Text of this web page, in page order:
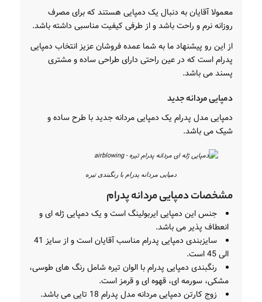
معمولا آقایان به دنبال یک دمپایی هستند که برای مصرف
روزانه نرم و راحت باشد و از طرفی کیفیت مناسبی داشته باشد.
از این رو پیشنهاد ما به شما عمده فروشان عزیز انتخاب دمپایی
پدرام است که در عین راحتی دارای طراحی ساده و مشتری
پسند می باشد.
دمپایی مردانه جدید
دمپایی مدل پدرام یک دمپایی مردانه جدید با طرح ساده و
شیک می باشد.
دمپایی مردانه پدرام با رنگبندی تیره
مشخصات دمپایی مردانه پدرام
جنس این دمپایی ایربولینگ است و یک دمپایی ژله ای و
انعطاف پذیر می باشد.
سایزبندی دمپایی پدرام مناسب آقایان است و از سایز 41
الی 45 است.
رنگبندی دمپایی پدرام با الوان تیره شامل رنگ های طوسی،
مشکی، سورمه ای، قهوه ای و قرمز است.
زوج کارتن دمپایی مردانه مدل پدرام 18 تایی می باشد.